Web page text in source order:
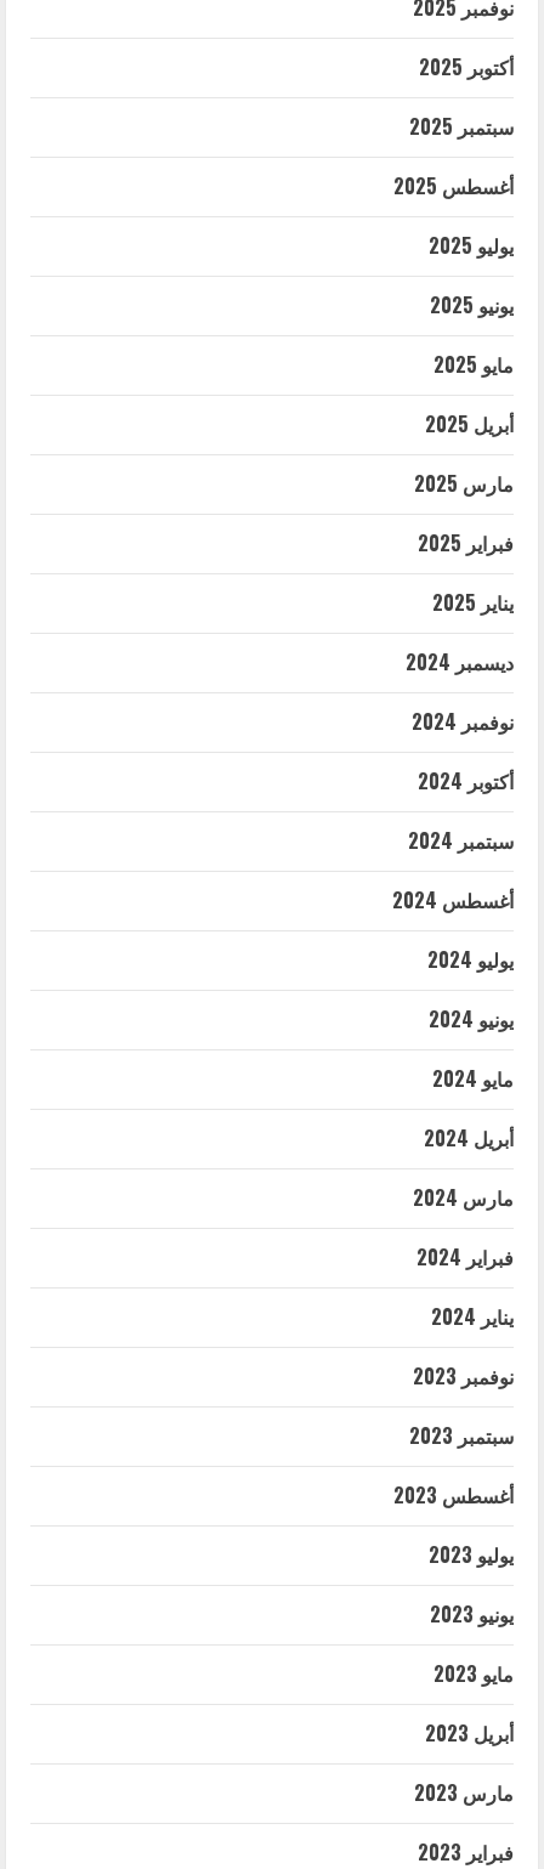
نوفمبر 2025
أكتوبر 2025
سبتمبر 2025
أغسطس 2025
يوليو 2025
يونيو 2025
مايو 2025
أبريل 2025
مارس 2025
فبراير 2025
يناير 2025
ديسمبر 2024
نوفمبر 2024
أكتوبر 2024
سبتمبر 2024
أغسطس 2024
يوليو 2024
يونيو 2024
مايو 2024
أبريل 2024
مارس 2024
فبراير 2024
يناير 2024
نوفمبر 2023
سبتمبر 2023
أغسطس 2023
يوليو 2023
يونيو 2023
مايو 2023
أبريل 2023
مارس 2023
فبراير 2023